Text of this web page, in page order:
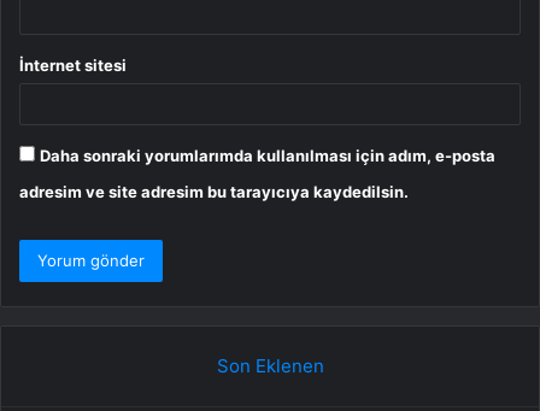
İnternet sitesi
Daha sonraki yorumlarımda kullanılması için adım, e-posta
adresim ve site adresim bu tarayıcıya kaydedilsin.
Son Eklenen